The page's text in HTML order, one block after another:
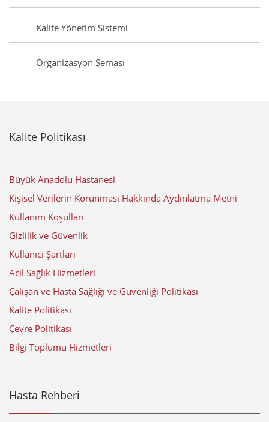
Kalite Yönetim Sistemi
Organizasyon Şeması
Kalite Politikası
Büyük Anadolu Hastanesi
Kişisel Verilerin Korunması Hakkında Aydınlatma Metni
Kullanım Koşulları
Gizlilik ve Güvenlik
Kullanıcı Şartları
Acil Sağlık Hizmetleri
Çalışan ve Hasta Sağlığı ve Güvenliği Politikası
Kalite Politikası
Çevre Politikası
Bilgi Toplumu Hizmetleri
Hasta Rehberi